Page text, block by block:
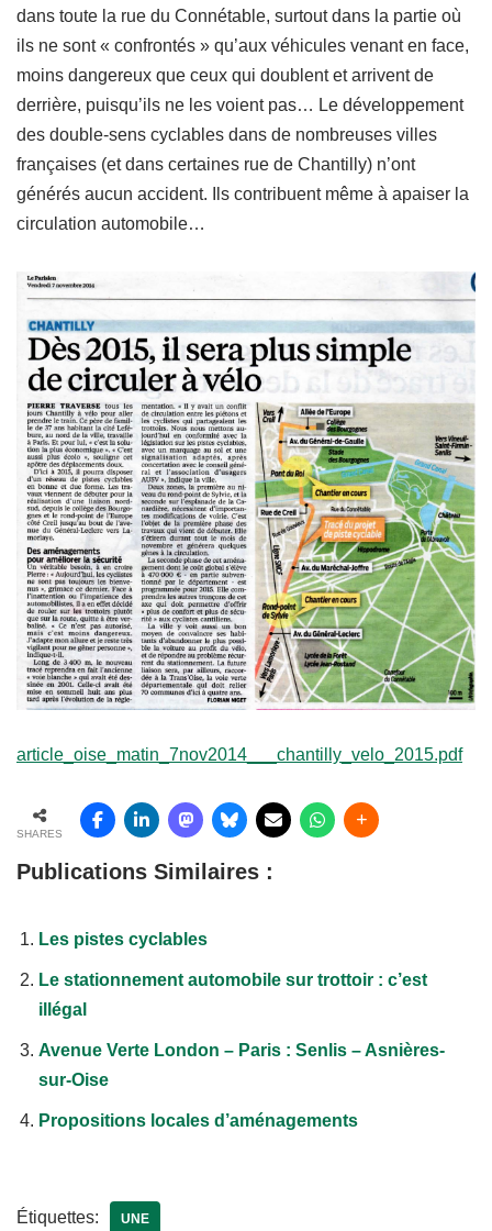
dans toute la rue du Connétable, surtout dans la partie où
ils ne sont « confrontés » qu’aux véhicules venant en face,
moins dangereux que ceux qui doublent et arrivent de
derrière, puisqu’ils ne les voient pas… Le développement
des double-sens cyclables dans de nombreuses villes
françaises (et dans certaines rue de Chantilly) n’ont
générés aucun accident. Ils contribuent même à apaiser la
circulation automobile…
article_oise_matin_7nov2014___chantilly_velo_2015.pdf
SHARES
Publications Similaires :
Les pistes cyclables
Le stationnement automobile sur trottoir : c’est
illégal
Avenue Verte London – Paris : Senlis – Asnières-
sur-Oise
Propositions locales d’aménagements
Étiquettes: UNE